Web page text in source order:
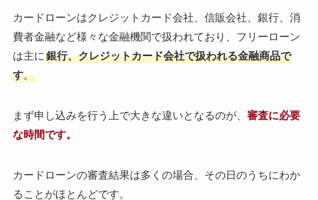
カードローンはクレジットカード会社、信販会社、銀行、消
費者金融など様々な金融機関で扱われており、フリーローン
は主に銀行、クレジットカード会社で扱われる金融商品で
す。
まず申し込みを行う上で大きな違いとなるのが、 審査に必要
な時間です。
カードローンの審査結果は多くの場合、その日のうちにわか
ることがほとんどです。